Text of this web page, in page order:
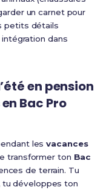
un carnet pour
petits détails
dans
en pension
Bac Pro
lesvacances
transformer ton Bac
de terrain. Tu
tu développes ton